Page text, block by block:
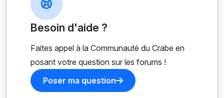
Besoin d'aide ?
Faites appel à la Communauté du Crabe en
posant votre question sur les forums !
Poser ma question